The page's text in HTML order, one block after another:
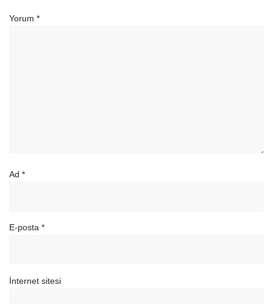
Yorum *
Ad *
E-posta *
İnternet sitesi